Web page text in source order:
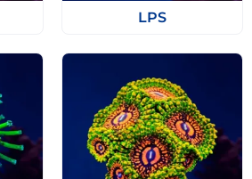
LPS